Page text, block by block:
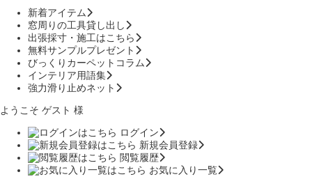
新着アイテム
窓周りの工具貸し出し
出張採寸・施工はこちら
無料サンプルプレゼント
びっくりカーペットコラム
インテリア用語集
強力滑り止めネット
ようこそ ゲスト 様
ログイン
新規会員登録
閲覧履歴
お気に入り一覧